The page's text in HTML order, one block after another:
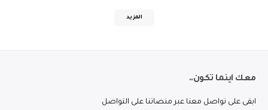
المزيد
معك اينما تكون..
ابقى على تواصل معنا عبر منصاتنا على التواصل